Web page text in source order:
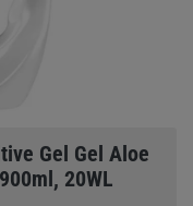
Gel Gel Aloe
20WL